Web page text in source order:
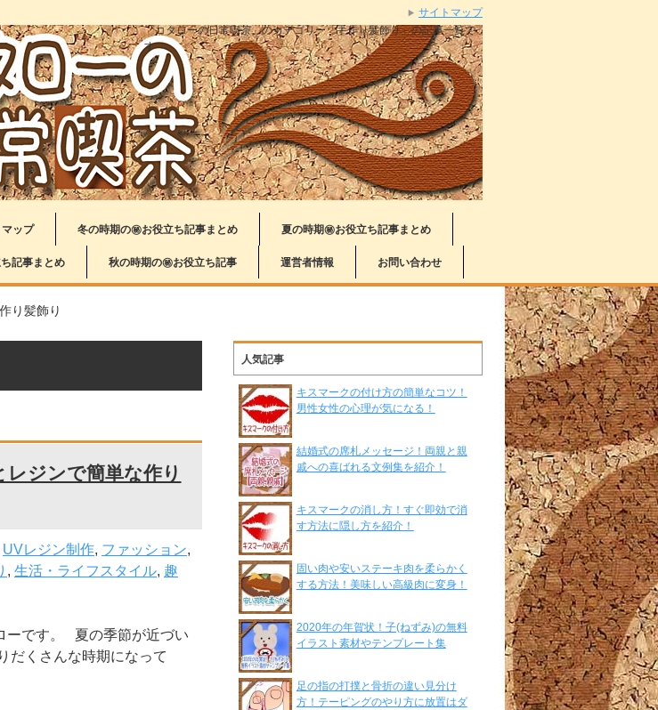
「コタローの日常喫茶」のカテゴリー「手作り髪飾り」の記事一覧で
す
ップ 冬の時期の㊙お役立ち記事まとめ 夏の時期㊙お役立ち記事まとめ
記事まとめ 秋の時期の㊙お役立ち記事 運営者情報 お問い合わせ
り髪飾り
ジンで簡単な作り
UVレジン制作, ファッション,
, 生活・ライフスタイル, 趣
ーです。 夏の季節が近づい
だくさんな時期になって
人気記事
キスマークの付け方の簡単なコツ！
男性女性の心理が気になる！
結婚式の席札メッセージ！両親と親
戚への喜ばれる文例集を紹介！
キスマークの消し方！すぐ即効で消
す方法に隠し方を紹介！
固い肉や安いステーキ肉を柔らかく
する方法！美味しい高級肉に変身！
2020年の年賀状！子(ねずみ)の無料
イラスト素材やテンプレート集
足の指の打撲と骨折の違い見分け
方！テーピングのやり方に放置はダ
サイトマップ